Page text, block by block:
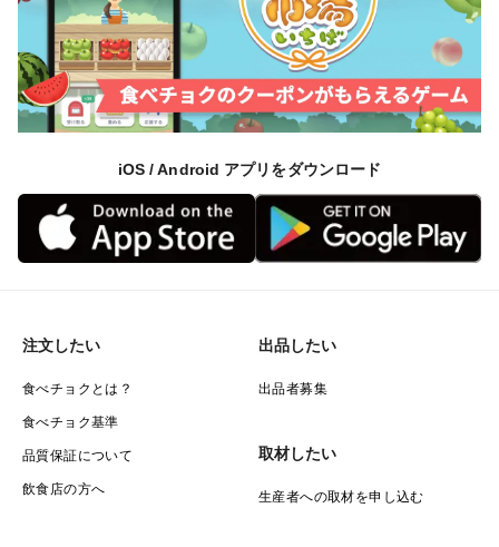
iOS / Android アプリをダウンロード
注文したい
食べチョクとは？
食べチョク基準
品質保証について
飲食店の方へ
出品したい
出品者募集
取材したい
生産者への取材を申し込む